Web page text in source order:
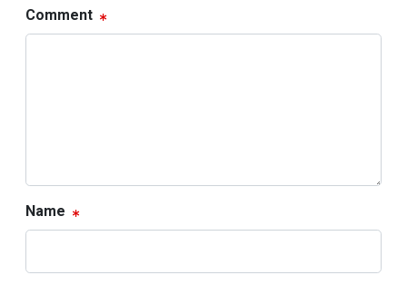
Comment
Name